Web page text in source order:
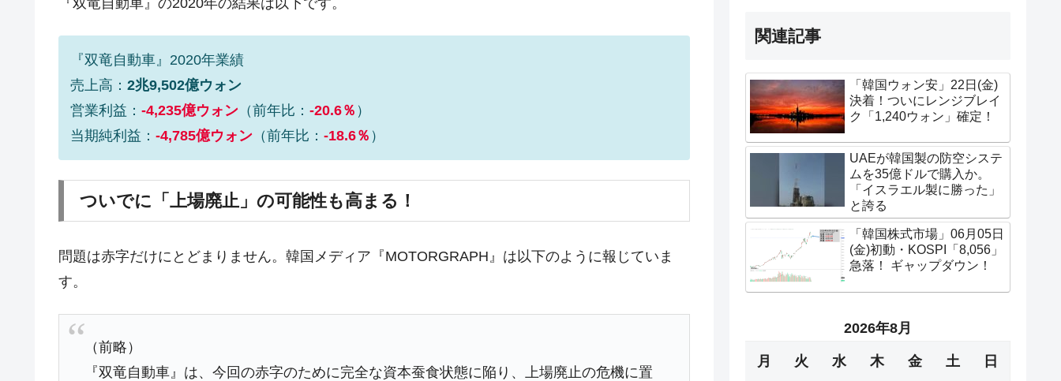
『Money1』 韓国･帰ってきた李在明。李在明を支持しない「50.5％」に上昇
壟断
『Money1』 韓国･警察職員が「丸刈りになって抗議活動」
『Money1』 中国だけが鉄鋼輸出を異常増加させる ⇒ 中国の過剰生産が世界を蝕む。
『Money1』 【米韓激突案件】韓国消費者院が『クーパン』1人当たり賠償10万ウォンを認定 ⇒ 総額3兆7,000億
『Money1』 韓国で猛暑。南東部では干ばつ
『Money1』 【対日本円】ウォン安が急進！ 日米の協調に韓国がいっちょがみしたのでは。
1.9倍！
『Money1』
『双竜自動車』2020年業績
売上高： 2兆9,502億ウォン
営業利益： -4,235億ウォン （前年比： -20.6％ ）
当期純利益： -4,785億ウォン （前年比： -18.6％ ）
ついでに「上場廃止」の可能性も高まる！
問題は赤字だけにとどまりません。韓国メディア『MOTORGRAPH』は以下のように報じていま
す。
（前略）
『双竜自動車』は、今回の赤字のために完全な資本蚕食状態に陥り、上場廃止の危機に置
関連記事
「韓国ウォン安」22日(金)
決着！ついにレンジブレイ
ク「1,240ウォン」確定！
UAEが韓国製の防空システ
ムを35億ドルで購入か。
「イスラエル製に勝った」
と誇る
「韓国株式市場」06月05日
(金)初動・KOSPI「8,056」
急落！ ギャップダウン！
2026年8月
月 火 水 木 金 土 日